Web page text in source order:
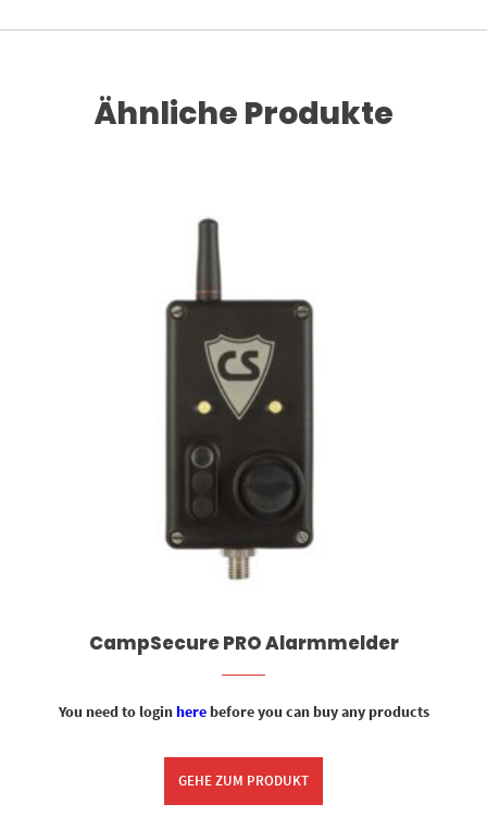
Ähnliche Produkte
CampSecure PRO Alarmmelder
You need to loginherebefore you can buy any products
GEHE ZUM PRODUKT